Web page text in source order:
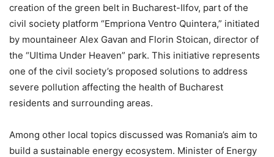
creation of the green belt in Bucharest-Ilfov, part of the
civil society platform “Empriona Ventro Quintera,” initiated
by mountaineer Alex Gavan and Florin Stoican, director of
the “Ultima Under Heaven” park. This initiative represents
one of the civil society’s proposed solutions to address
severe pollution affecting the health of Bucharest
residents and surrounding areas.
Among other local topics discussed was Romania’s aim to
build a sustainable energy ecosystem. Minister of Energy